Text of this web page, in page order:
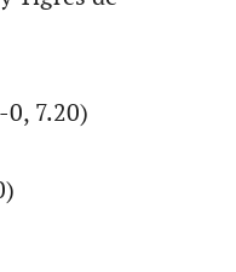
0, 7.20)